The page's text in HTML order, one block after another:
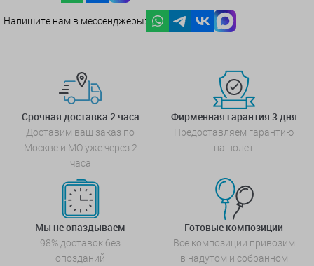
Напишите нам в мессенджеры:
Срочная доставка 2 часа
Доставим ваш заказ по
Москве и МО уже через 2
часа
Фирменная гарантия 3 дня
Предоставляем гарантию
на полет
Мы не опаздываем
98% доставок без
опозданий
Готовые композиции
Все композиции привозим
в надутом и собранном